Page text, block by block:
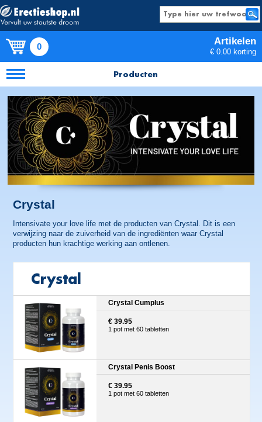
0 Artikelen
€ 0.00 korting
Producten
Crystal
Intensivate your love life met de producten van Crystal. Dit is een
verwijzing naar de zuiverheid van de ingrediënten waar Crystal
producten hun krachtige werking aan ontlenen.
Crystal
Crystal Cumplus
€ 39.95
1 pot met 60 tabletten
Crystal Penis Boost
€ 39.95
1 pot met 60 tabletten